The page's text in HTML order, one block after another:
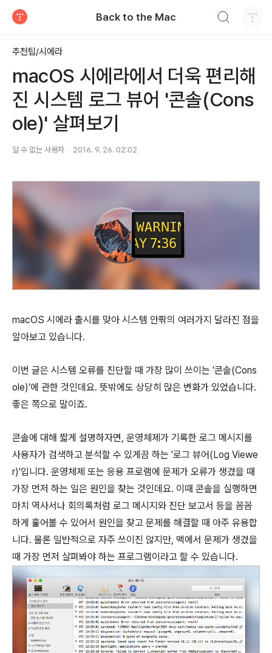
Back to the Mac
추천팁/시에라
macOS 시에라에서 더욱 편리해
진 시스템 로그 뷰어 '콘솔(Cons
ole)' 살펴보기
알 수 없는 사용자 2016. 9. 26. 02:02
macOS 시에라 출시를 맞아 시스템 안팎의 여러가지 달라진 점을
알아보고 있습니다.
이번 글은 시스템 오류를 진단할 때 가장 많이 쓰이는 '콘솔(Cons
ole)'에 관한 것인데요. 뜻밖에도 상당히 많은 변화가 있었습니다.
좋은 쪽으로 말이죠.
콘솔에 대해 짧게 설명하자면, 운영체제가 기록한 로그 메시지를
사용자가 검색하고 분석할 수 있게끔 하는 '로그 뷰어(Log Viewe
r)'입니다. 운영체제 또는 응용 프로램에 문제가 오류가 생겼을 때
가장 먼저 하는 일은 원인을 찾는 것인데요. 이때 콘솔을 실행하면
마치 역사서나 회의록처럼 로그 메시지와 진단 보고서 등을 꼼꼼
하게 훑어볼 수 있어서 원인을 찾고 문제를 해결할 때 아주 유용합
니다. 물론 일반적으로 자주 쓰이진 않지만, 맥에서 문제가 생겼을
때 가장 먼저 살펴봐야 하는 프로그램이라고 할 수 있습니다.